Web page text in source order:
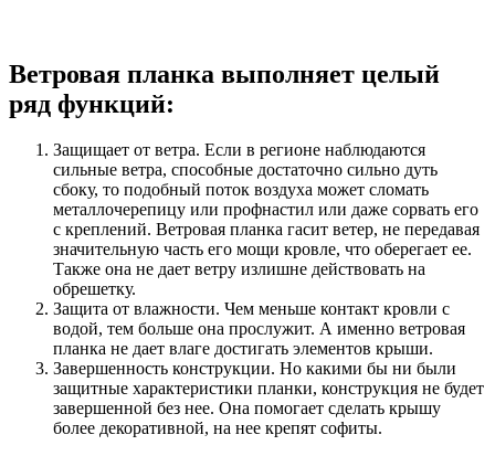
Ветровая планка выполняет целый
ряд функций:
Защищает от ветра. Если в регионе наблюдаются
сильные ветра, способные достаточно сильно дуть
сбоку, то подобный поток воздуха может сломать
металлочерепицу или профнастил или даже сорвать его
с креплений. Ветровая планка гасит ветер, не передавая
значительную часть его мощи кровле, что оберегает ее.
Также она не дает ветру излишне действовать на
обрешетку.
Защита от влажности. Чем меньше контакт кровли с
водой, тем больше она прослужит. А именно ветровая
планка не дает влаге достигать элементов крыши.
Завершенность конструкции. Но какими бы ни были
защитные характеристики планки, конструкция не будет
завершенной без нее. Она помогает сделать крышу
более декоративной, на нее крепят софиты.